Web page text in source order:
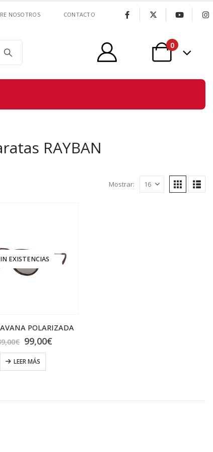
NOSOTROS CONTACTO
0
RAYBAN
Mostrar:
EXISTENCIAS
POLARIZADA
€ El
precio
original
era:
99,00€El
LEER MÁS